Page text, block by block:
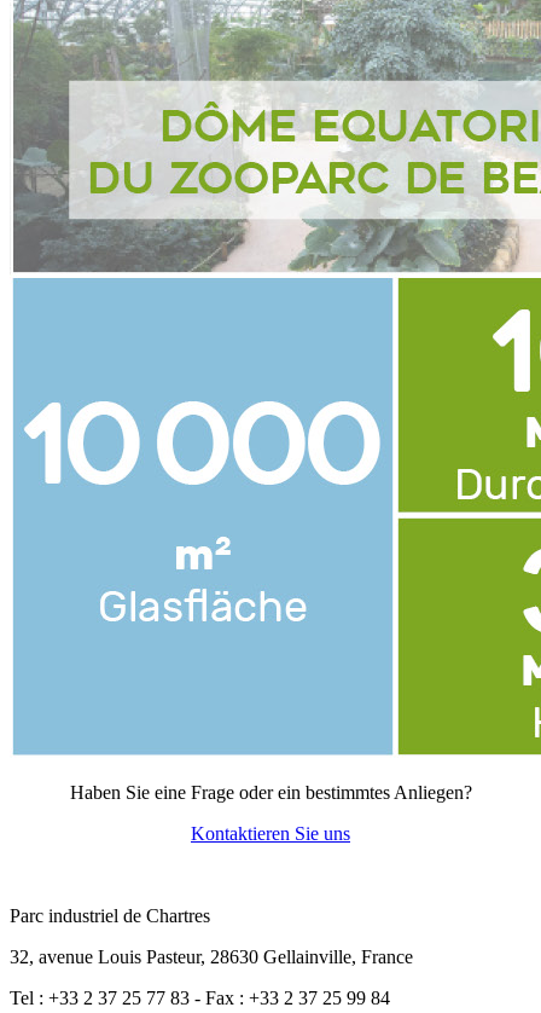
Haben Sie eine Frage oder ein bestimmtes Anliegen?
Kontaktieren Sie uns
Parc industriel de Chartres
32, avenue Louis Pasteur, 28630 Gellainville, France
Tel : +33 2 37 25 77 83 - Fax : +33 2 37 25 99 84